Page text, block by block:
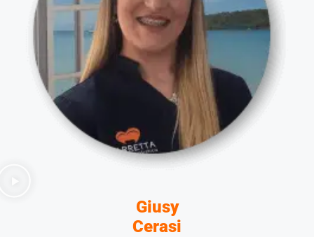
Giusy
Cerasi